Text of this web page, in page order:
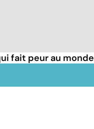
fait peur au monde